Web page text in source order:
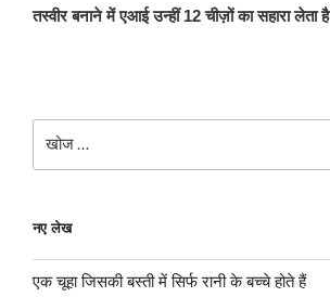
पोस्ट
तस्वीर बनाने में एआई उन्हीं 12 चीज़ों का सहारा लेता है
खोजे
नए लेख
एक चूहा जिसकी बस्ती में सिर्फ रानी के बच्चे होते हैं